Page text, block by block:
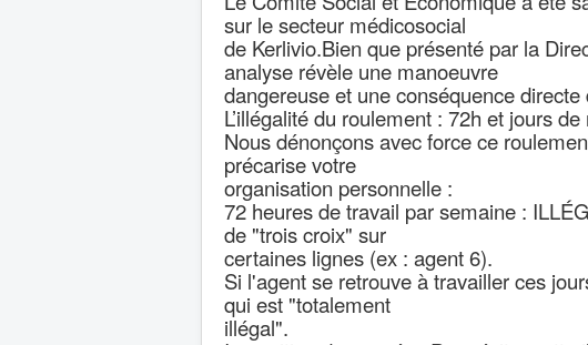
sur le secteur médicosocial
de Kerlivio.Bien que présenté par la
analyse révèle une manoeuvre
dangereuse et une conséquence
L’illégalité du roulement : 72h et jours
Nous dénonçons avec force ce
précarise votre
organisation personnelle :
72 heures de travail par semaine :
de "trois croix" sur
certaines lignes (ex : agent 6).
Si l'agent se retrouve à travailler ces
qui est "totalement
illégal".